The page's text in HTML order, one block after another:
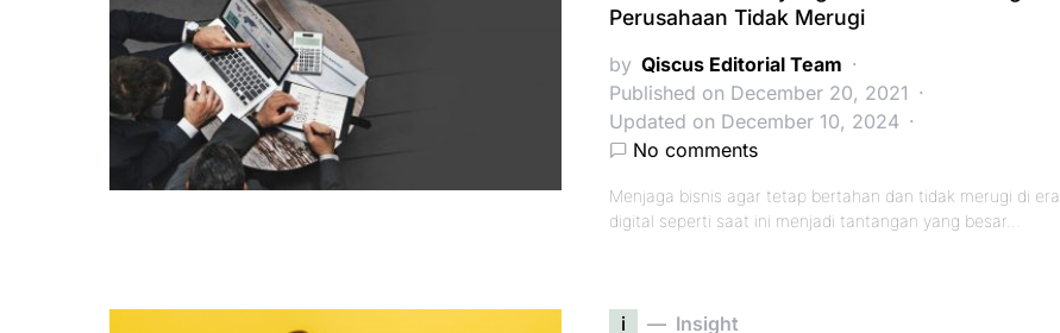
Perusahaan Tidak Merugi
by Qiscus Editorial Team
Published on December 20, 2021
Updated on December 10, 2024
No comments
Menjaga bisnis agar tetap bertahan dan tidak merugi di era
digital seperti saat ini menjadi tantangan yang besar…
i Insight